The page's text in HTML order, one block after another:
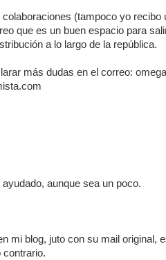
(tampoco yo recibo
que es un buen espacio para
a lo largo de la república.
más dudas en el correo:
aunque sea un poco.
mi blog, juto con su mail original,
contrario.